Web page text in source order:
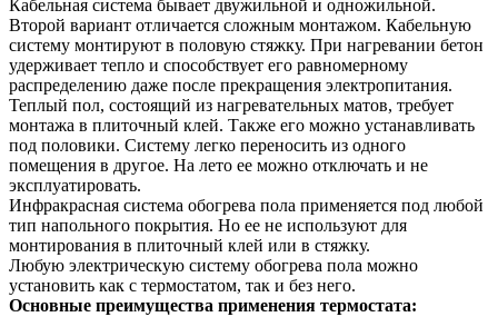
Кабельная система бывает двужильной и одножильной.
Второй вариант отличается сложным монтажом. Кабельную
систему монтируют в половую стяжку. При нагревании бетон
удерживает тепло и способствует его равномерному
распределению даже после прекращения электропитания.
Теплый пол, состоящий из нагревательных матов, требует
монтажа в плиточный клей. Также его можно устанавливать
под половики. Систему легко переносить из одного
помещения в другое. На лето ее можно отключать и не
эксплуатировать.
Инфракрасная система обогрева пола применяется под любой
тип напольного покрытия. Но ее не используют для
монтирования в плиточный клей или в стяжку.
Любую электрическую систему обогрева пола можно
установить как с термостатом, так и без него.
Основные преимущества применения термостата: